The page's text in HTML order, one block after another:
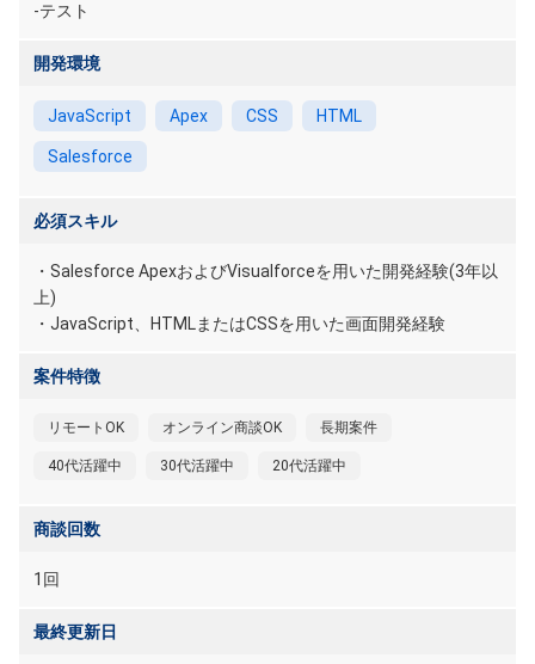
-テスト
開発環境
JavaScript Apex CSS HTML
Salesforce
必須スキル
・Salesforce ApexおよびVisualforceを用いた開発経験(3年以
上)
・JavaScript、HTMLまたはCSSを用いた画面開発経験
案件特徴
リモートOK オンライン商談OK 長期案件
40代活躍中 30代活躍中 20代活躍中
商談回数
1回
最終更新日